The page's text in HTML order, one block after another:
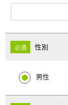
性別
男性